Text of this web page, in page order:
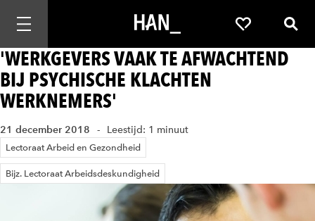
Mobiele navigatie openen Favorieten
'WERKGEVERS VAAK TE AFWACHTEND
BIJ PSYCHISCHE KLACHTEN
WERKNEMERS'
21 december 2018 Leestijd: 1 minuut
Lectoraat Arbeid en Gezondheid
Bijz. Lectoraat Arbeidsdeskundigheid